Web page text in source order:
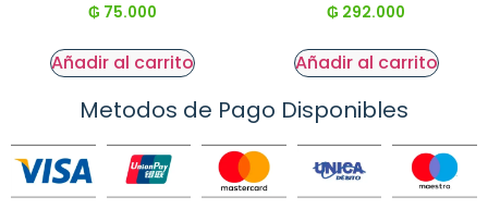
₲ 75.000
Añadir al carrito
₲ 292.000
Añadir al carrito
Metodos de Pago Disponibles